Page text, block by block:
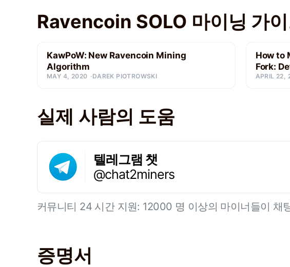
Ravencoin SOLO 마이닝 가
KawPoW: New Ravencoin Mining
Algorithm
MAY 4, 2020 DAREK PIOTROWSKI
How to
Fork:
APRIL 22,
실제 사람의 도움
텔레그램 챗
@chat2miners
커뮤니티 24 시간 지원: 12000 명 이상의 마이너들이 채
증명서